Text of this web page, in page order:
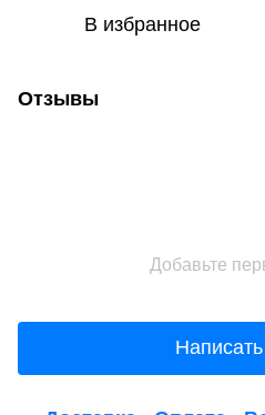
В избранное
Отзывы
Добавьте